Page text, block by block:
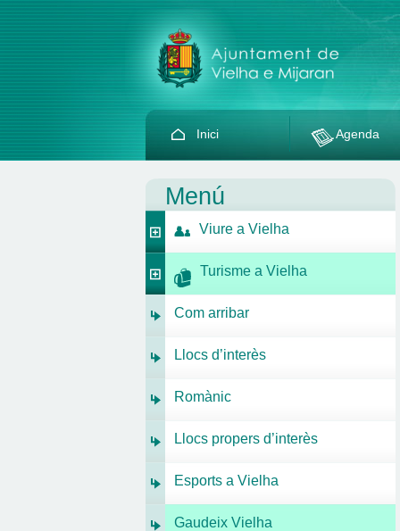
Inici Agenda
Menú
Viure a Vielha
Turisme a Vielha
Com arribar
Llocs d’interès
Romànic
Llocs propers d’interès
Esports a Vielha
Gaudeix Vielha